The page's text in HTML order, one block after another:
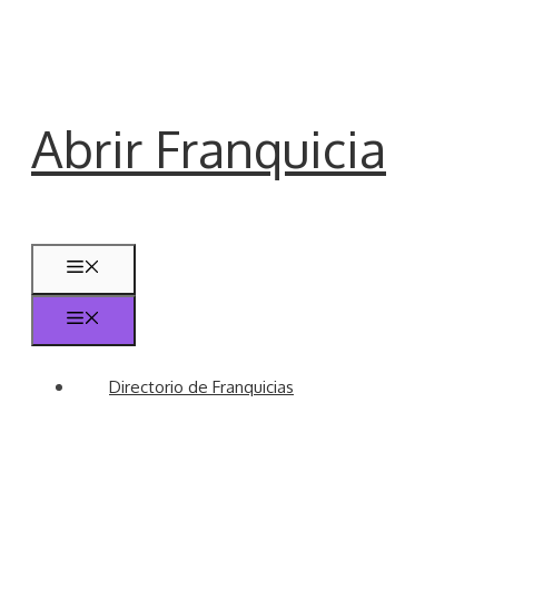
Abrir Franquicia
Directorio de Franquicias